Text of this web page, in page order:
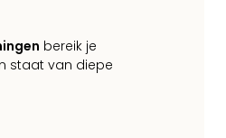
bereik je
staat van diepe